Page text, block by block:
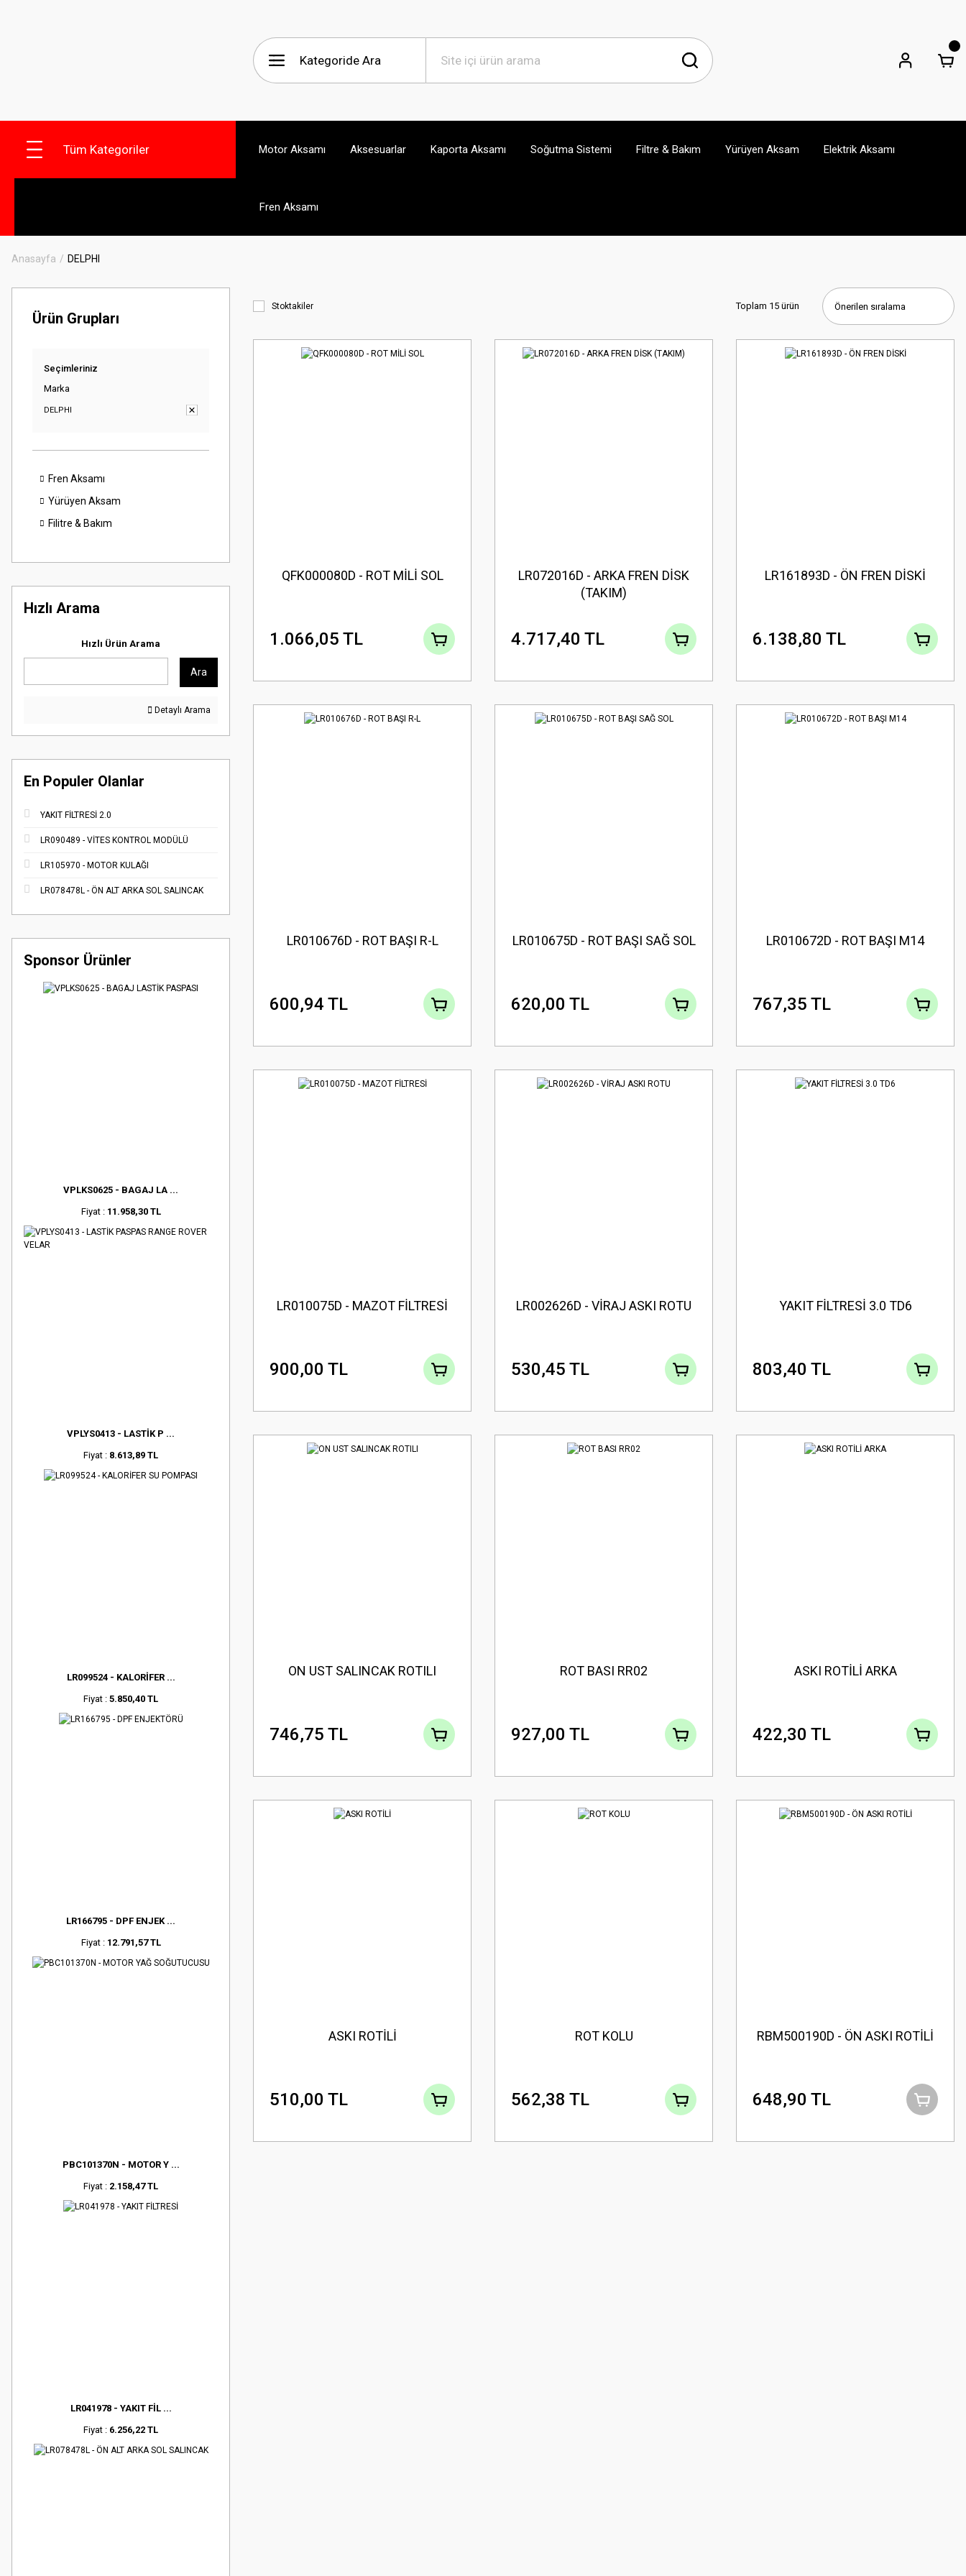
Tüm Kategoriler Motor Aksamı Aksesuarlar Kaporta Aksamı Soğutma Sistemi Filtre & Bakım Yürüyen Aksam Elektrik Aksamı
Fren Aksamı
Anasayfa DELPHI
Ürün Grupları
Seçimleriniz
Marka
DELPHI
Fren Aksamı
Yürüyen Aksam
Filitre & Bakım
Hızlı Arama
Hızlı Ürün Arama
Ara
Detaylı Arama
En Populer Olanlar
YAKIT FİLTRESİ 2.0
LR090489 - VİTES KONTROL MODÜLÜ
LR105970 - MOTOR KULAĞI
LR078478L - ÖN ALT ARKA SOL SALINCAK
Sponsor Ürünler
VPLKS0625 - BAGAJ LA ...
Fiyat : 11.958,30 TL
VPLYS0413 - LASTİK P ...
Fiyat : 8.613,89 TL
LR099524 - KALORİFER ...
Fiyat : 5.850,40 TL
LR166795 - DPF ENJEK ...
Fiyat : 12.791,57 TL
PBC101370N - MOTOR Y ...
Fiyat : 2.158,47 TL
LR041978 - YAKIT FİL ...
Fiyat : 6.256,22 TL
Stoktakiler Toplam 15 ürün
QFK000080D - ROT MİLİ SOL
1.066,05 TL
LR072016D - ARKA FREN DİSK
(TAKIM)
4.717,40 TL
LR161893D - ÖN FREN DİSKİ
6.138,80 TL
LR010676D - ROT BAŞI R-L
600,94 TL
LR010675D - ROT BAŞI SAĞ SOL
620,00 TL
LR010672D - ROT BAŞI M14
767,35 TL
LR010075D - MAZOT FİLTRESİ
900,00 TL
LR002626D - VİRAJ ASKI ROTU
530,45 TL
YAKIT FİLTRESİ 3.0 TD6
803,40 TL
ON UST SALINCAK ROTILI
746,75 TL
ROT BASI RR02
927,00 TL
ASKI ROTİLİ ARKA
422,30 TL
ASKI ROTİLİ
510,00 TL
ROT KOLU
562,38 TL
RBM500190D - ÖN ASKI ROTİLİ
648,90 TL